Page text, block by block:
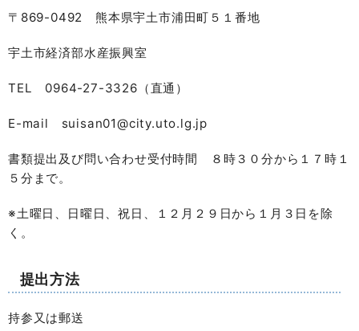
〒869-0492 熊本県宇土市浦田町５１番地
宇土市経済部水産振興室
TEL 0964-27-3326（直通）
E-mail suisan01@city.uto.lg.jp
書類提出及び問い合わせ受付時間 ８時３０分から１７時１
５分まで。
※土曜日、日曜日、祝日、１２月２９日から１月３日を除
く。
提出方法
持参又は郵送